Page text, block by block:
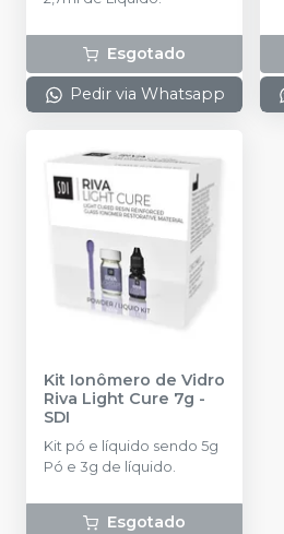
Esgotado
Pedir via Whatsapp
Kit Ionômero de Vidro
Riva Light Cure 7g -
SDI
Kit pó e líquido sendo 5g
Pó e 3g de líquido.
Esgotado